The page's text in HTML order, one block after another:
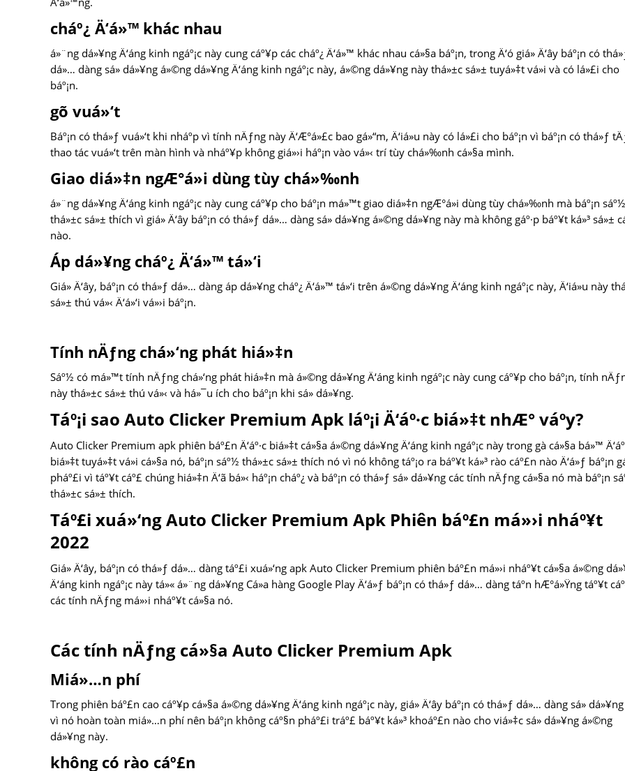
cháº¿ Ä‘á»™ khác nhau
á»¨ng dá»¥ng Ä‘áng kinh ngáº¡c này cung cáº¥p các cháº¿ Ä‘á»™ khác nhau cá»§a báº¡n, trong Ä‘ó giá» Ä‘ây báº¡n có
dá»… dàng sá»­ dá»¥ng á»©ng dá»¥ng Ä‘áng kinh ngáº¡c này, á»©ng dá»¥ng này thá»±c sá»± tuyá»‡t vá»i và có lá»£i cho
báº¡n.
gõ vuá»‘t
Báº¡n có thá»ƒ vuá»‘t khi nháº­p vì tính nÄƒng này Ä‘Æ°á»£c bao gá»“m, Ä‘iá»u này có lá»£i cho báº¡n vì báº¡n có thá»ƒ
thao tác vuá»‘t trên màn hình và nháº¥p không giá»›i háº¡n vào vá»‹ trí tùy chá»‰nh cá»§a mình.
Giao diá»‡n ngÆ°á»i dùng tùy chá»‰nh
á»¨ng dá»¥ng Ä‘áng kinh ngáº¡c này cung cáº¥p cho báº¡n má»™t giao diá»‡n ngÆ°á»i dùng tùy chá»‰nh mà báº¡n sáº½
thá»±c sá»± thích vì giá» Ä‘ây báº¡n có thá»ƒ dá»… dàng sá»­ dá»¥ng á»©ng dá»¥ng này mà không gáº·p báº¥t ká»³ sá»±
nào.
Áp dá»¥ng cháº¿ Ä‘á»™ tá»‘i
Giá» Ä‘ây, báº¡n có thá»ƒ dá»… dàng áp dá»¥ng cháº¿ Ä‘á»™ tá»‘i trên á»©ng dá»¥ng Ä‘áng kinh ngáº¡c này, Ä‘iá»u này
sá»± thú vá»‹ Ä‘á»‘i vá»›i báº¡n.
Tính nÄƒng chá»‘ng phát hiá»‡n
Sáº½ có má»™t tính nÄƒng chá»‘ng phát hiá»‡n mà á»©ng dá»¥ng Ä‘áng kinh ngáº¡c này cung cáº¥p cho báº¡n, tính
này thá»±c sá»± thú vá»‹ và há»¯u ích cho báº¡n khi sá»­ dá»¥ng.
Táº¡i sao Auto Clicker Premium Apk láº¡i Ä‘áº·c biá»‡t nhÆ° váº­y?
Auto Clicker Premium apk phiên báº£n Ä‘áº·c biá»‡t cá»§a á»©ng dá»¥ng Ä‘áng kinh ngáº¡c này trong gà cá»§a bá»™
biá»‡t tuyá»‡t vá»i cá»§a nó, báº¡n sáº½ thá»±c sá»± thích nó vì nó không táº¡o ra báº¥t ká»³ rào cáº£n nào Ä‘á»ƒ báº¡n
pháº£i vì táº¥t cáº£ chúng hiá»‡n Ä‘ã bá»‹ háº¡n cháº¿ và báº¡n có thá»ƒ sá»­ dá»¥ng các tính nÄƒng cá»§a nó mà báº¡n
thá»±c sá»± thích.
Táº£i xuá»‘ng Auto Clicker Premium Apk Phiên báº£n má»›i nháº¥t
2022
Giá» Ä‘ây, báº¡n có thá»ƒ dá»… dàng táº£i xuá»‘ng apk Auto Clicker Premium phiên báº£n má»›i nháº¥t cá»§a á»©ng
Ä‘áng kinh ngáº¡c này tá»« á»¨ng dá»¥ng Cá»­a hàng Google Play Ä‘á»ƒ báº¡n có thá»ƒ dá»… dàng táº­n hÆ°á»Ÿng táº¥t
các tính nÄƒng má»›i nháº¥t cá»§a nó.
Các tính nÄƒng cá»§a Auto Clicker Premium Apk
Miá»…n phí
Trong phiên báº£n cao cáº¥p cá»§a á»©ng dá»¥ng Ä‘áng kinh ngáº¡c này, giá» Ä‘ây báº¡n có thá»ƒ dá»… dàng sá»­
vì nó hoàn toàn miá»…n phí nên báº¡n không cáº§n pháº£i tráº£ báº¥t ká»³ khoáº£n nào cho viá»‡c sá»­ dá»¥ng á»©ng
dá»¥ng này.
không có rào cáº£n